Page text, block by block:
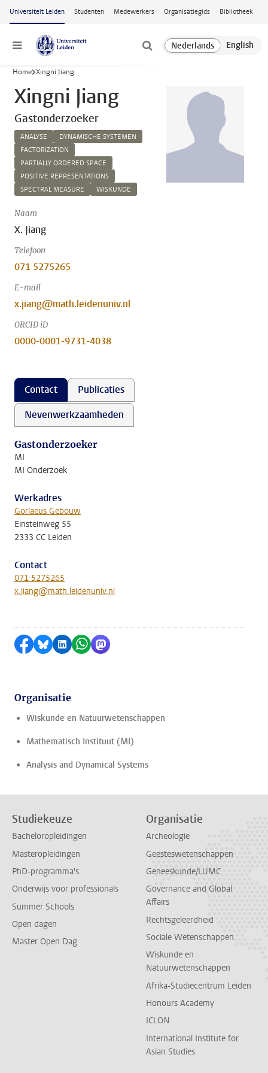
Ga naar hoofdinhoud
Universiteit Leiden Studenten Medewerkers Organisatiegids Bibliotheek
Menu
Home Xingni Jiang
Xingni Jiang
Gastonderzoeker
ANALYSE
DYNAMISCHE SYSTEMEN
FACTORIZATION
PARTIALLY ORDERED SPACE
POSITIVE REPRESENTATIONS
SPECTRAL MEASURE
WISKUNDE
Naam
X. Jiang
Telefoon
071 5275265
E-mail
x.jiang@math.leidenuniv.nl
ORCID iD
0000-0001-9731-4038
Contact
Publicaties
Nevenwerkzaamheden
Gastonderzoeker
MI
MI Onderzoek
Werkadres
Gorlaeus Gebouw
Einsteinweg 55
2333 CC Leiden
Contact
071 5275265
x.jiang@math.leidenuniv.nl
Delen op Facebook
Delen via Bluesky
Delen op LinkedIn
Delen via WhatsApp
Delen via Mastodon
Organisatie
Wiskunde en Natuurwetenschappen
Mathematisch Instituut (MI)
Analysis and Dynamical Systems
Studiekeuze
Bacheloropleidingen
Masteropleidingen
PhD-programma's
Onderwijs voor professionals
Summer Schools
Open dagen
Master Open Dag
Organisatie
Archeologie
Geesteswetenschappen
Geneeskunde/LUMC
Governance and Global
Affairs
Rechtsgeleerdheid
Sociale Wetenschappen
Wiskunde en
Natuurwetenschappen
Afrika-Studiecentrum Leiden
Honours Academy
ICLON
International Institute for
Asian Studies